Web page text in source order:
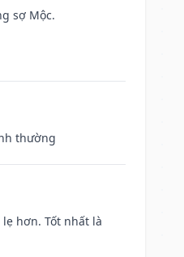
sợ Mộc.
thường
hơn. Tốt nhất là